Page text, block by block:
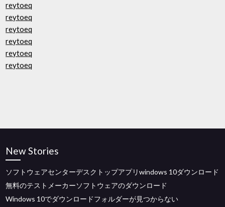
reytoeq
reytoeq
reytoeq
reytoeq
reytoeq
reytoeq
New Stories
ソフトウェアセンターデスクトップアプリwindows 10ダウンロード
無料のテストメーカーソフトウェアのダウンロード
Windows 10でダウンロードフォルダーが見つからない